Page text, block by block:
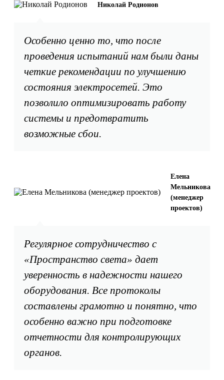
Особенно ценно то, что после
проведения испытаний нам были даны
четкие рекомендации по улучшению
состояния электросетей. Это
позволило оптимизировать работу
системы и предотвратить
возможные сбои.
Николай Родионов
Регулярное сотрудничество с
«Пространство света» дает
уверенность в надежности нашего
оборудования. Все протоколы
составлены грамотно и понятно, что
особенно важно при подготовке
отчетности для контролирующих
органов.
Елена
Мельникова
(менеджер
проектов)